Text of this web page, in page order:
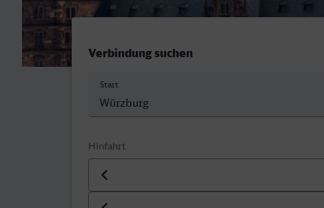
Verbindung suchen
Start
Hinfahrt
Datum der Hinfahrt
Uhrzeit der Hinfahrt